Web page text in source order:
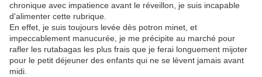
chronique avec impatience avant le réveillon, je suis incapable
d'alimenter cette rubrique.
En effet, je suis toujours levée dès potron minet, et
impeccablement manucurée, je me précipite au marché pour
rafler les rutabagas les plus frais que je ferai longuement mijoter
pour le petit déjeuner des enfants qui ne se lèvent jamais avant
midi.